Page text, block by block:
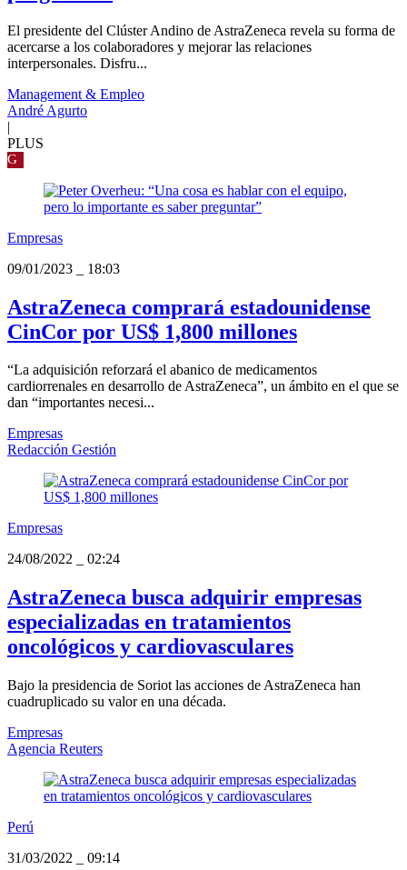
El presidente del Clúster Andino de AstraZeneca revela su forma de
acercarse a los colaboradores y mejorar las relaciones
interpersonales. Disfru...
Management & Empleo
André Agurto
|
PLUS
G
Empresas
09/01/2023
18:03
AstraZeneca comprará estadounidense
CinCor por US$ 1,800 millones
“La adquisición reforzará el abanico de medicamentos
cardiorrenales en desarrollo de AstraZeneca”, un ámbito en el que se
dan “importantes necesi...
Empresas
Redacción Gestión
Empresas
24/08/2022
02:24
AstraZeneca busca adquirir empresas
especializadas en tratamientos
oncológicos y cardiovasculares
Bajo la presidencia de Soriot las acciones de AstraZeneca han
cuadruplicado su valor en una década.
Empresas
Agencia Reuters
Perú
31/03/2022
09:14